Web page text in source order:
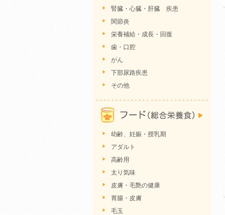
腎臓・心臓・肝臓 疾患
関節炎
栄養補給・成長・回復
歯・口腔
がん
下部尿路疾患
その他
幼齢、妊娠・授乳期
アダルト
高齢用
太り気味
皮膚・毛艶の健康
胃腸・皮膚
毛玉